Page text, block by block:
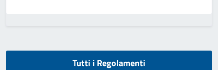
Tutti i Regolamenti